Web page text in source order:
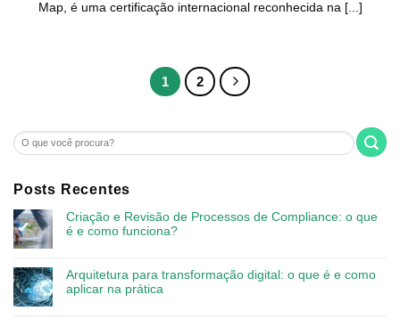
Map, é uma certificação internacional reconhecida na [...]
1 2
Posts Recentes
Criação e Revisão de Processos de Compliance: o que
é e como funciona?
Arquitetura para transformação digital: o que é e como
aplicar na prática